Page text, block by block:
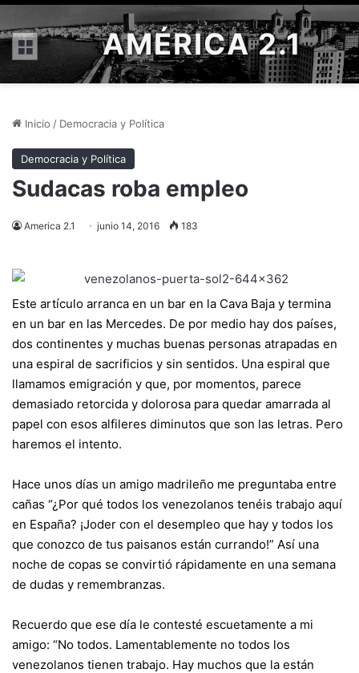
Menú AMÉRICA 2.1
Inicio / Democracia y Política
Democracia y Política
Sudacas roba empleo
America 2.1 junio 14, 2016 183
Este artículo arranca en un bar en la Cava Baja y termina
en un bar en las Mercedes. De por medio hay dos países,
dos continentes y muchas buenas personas atrapadas en
una espiral de sacrificios y sin sentidos. Una espiral que
llamamos emigración y que, por momentos, parece
demasiado retorcida y dolorosa para quedar amarrada al
papel con esos alfileres diminutos que son las letras. Pero
haremos el intento.
Hace unos días un amigo madrileño me preguntaba entre
cañas “¿Por qué todos los venezolanos tenéis trabajo aquí
en España? ¡Joder con el desempleo que hay y todos los
que conozco de tus paisanos están currando!” Así una
noche de copas se convirtió rápidamente en una semana
de dudas y remembranzas.
Recuerdo que ese día le contesté escuetamente a mi
amigo: “No todos. Lamentablemente no todos los
venezolanos tienen trabajo. Hay muchos que la están